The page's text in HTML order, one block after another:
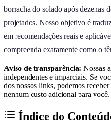
borracha do solado após dezenas
projetados. Nosso objetivo é
em recomendações reais e
compreenda exatamente como o
Aviso de transparência: Nossas
independentes e imparciais. Se
dos nossos links, podemos
nenhum custo adicional para você.
Índice do